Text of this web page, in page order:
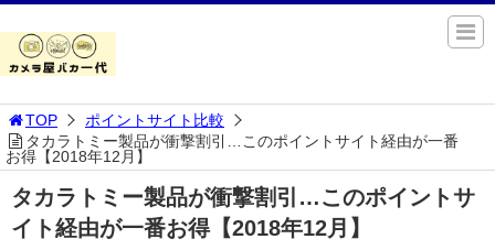
TOP
ポイントサイト比較
タカラトミー製品が衝撃割引…このポイントサイト経由が一番
お得【2018年12月】
タカラトミー製品が衝撃割引…このポイントサ
イト経由が一番お得【2018年12月】